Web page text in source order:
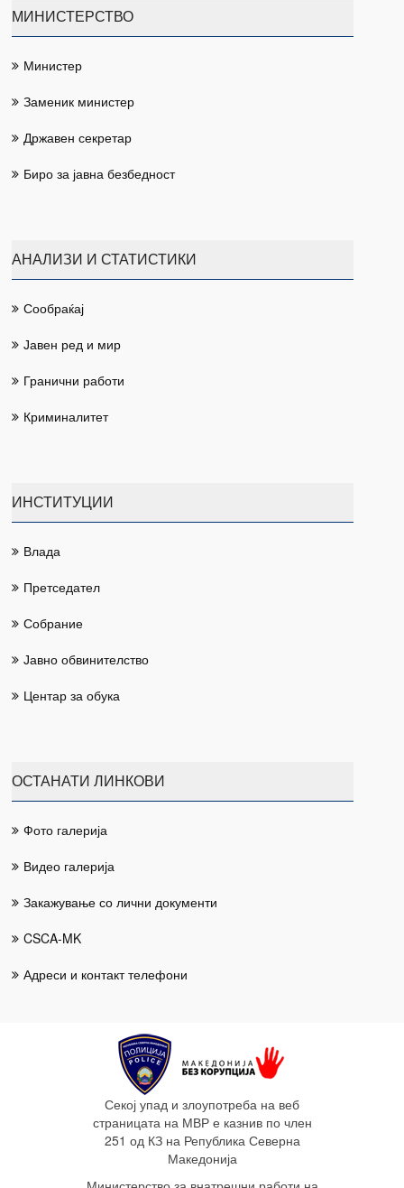
МИНИСТЕРСТВО
Министер
Заменик министер
Државен секретар
Биро за јавна безбедност
АНАЛИЗИ И СТАТИСТИКИ
Сообраќај
Јавен ред и мир
Гранични работи
Криминалитет
ИНСТИТУЦИИ
Влада
Претседател
Собрание
Јавно обвинителство
Центар за обука
ОСТАНАТИ ЛИНКОВИ
Фото галерија
Видео галерија
Закажување со лични документи
CSCA-MK
Адреси и контакт телефони
Секој упад и злоупотреба на веб
страницата на МВР е казнив по член
251 од КЗ на Република Северна
Македонија